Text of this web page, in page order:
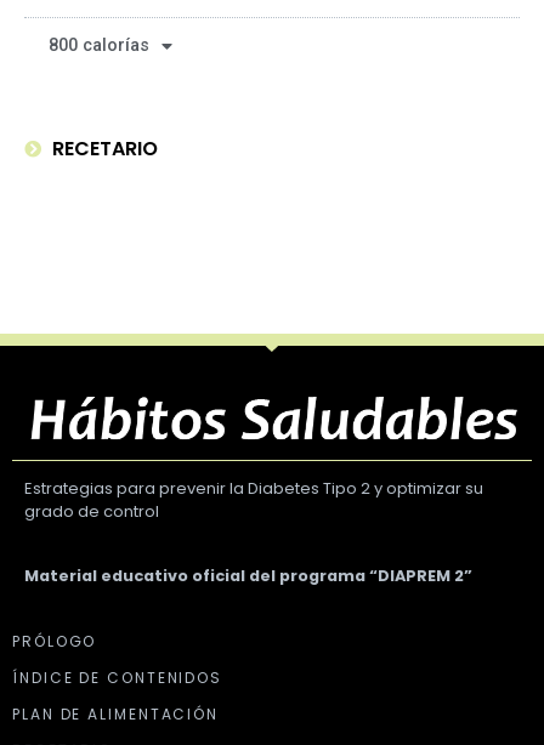
800 calorías
RECETARIO
Estrategias para prevenir la Diabetes Tipo 2 y optimizar su
grado de control
Material educativo oficial del programa “DIAPREM 2”
PRÓLOGO
ÍNDICE DE CONTENIDOS
PLAN DE ALIMENTACIÓN